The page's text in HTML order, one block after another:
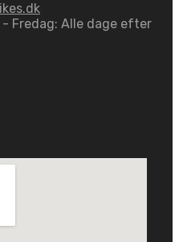
- Fredag: Alle dage efter